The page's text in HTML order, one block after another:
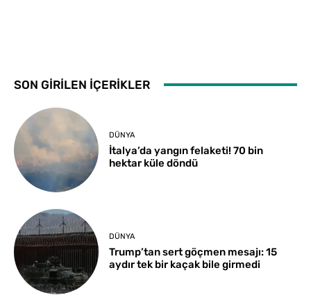
SON GİRİLEN İÇERİKLER
DÜNYA
İtalya’da yangın felaketi! 70 bin
hektar küle döndü
DÜNYA
Trump’tan sert göçmen mesajı: 15
aydır tek bir kaçak bile girmedi